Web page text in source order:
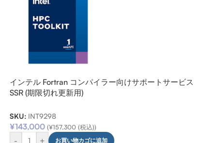
インテル Fortran コンパイラー向けサポートサービス
SSR (期限切れ更新用)
SKU: INT9298
¥143,000 (¥157,300 (税込))
- + お買い物カゴに追加